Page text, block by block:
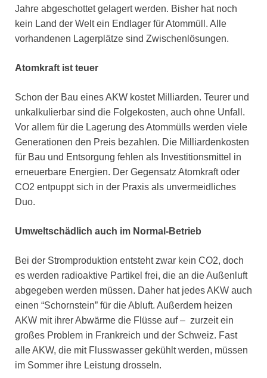
Jahre abgeschottet gelagert werden. Bisher hat noch
kein Land der Welt ein Endlager für Atommüll. Alle
vorhandenen Lagerplätze sind Zwischenlösungen.
Atomkraft ist teuer
Schon der Bau eines AKW kostet Milliarden. Teurer und
unkalkulierbar sind die Folgekosten, auch ohne Unfall.
Vor allem für die Lagerung des Atommülls werden viele
Generationen den Preis bezahlen. Die Milliardenkosten
für Bau und Entsorgung fehlen als Investitionsmittel in
erneuerbare Energien. Der Gegensatz Atomkraft oder
CO2 entpuppt sich in der Praxis als unvermeidliches
Duo.
Umweltschädlich auch im Normal-Betrieb
Bei der Stromproduktion entsteht zwar kein CO2, doch
es werden radioaktive Partikel frei, die an die Außenluft
abgegeben werden müssen. Daher hat jedes AKW auch
einen “Schornstein” für die Abluft. Außerdem heizen
AKW mit ihrer Abwärme die Flüsse auf – zurzeit ein
großes Problem in Frankreich und der Schweiz. Fast
alle AKW, die mit Flusswasser gekühlt werden, müssen
im Sommer ihre Leistung drosseln.